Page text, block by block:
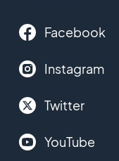
Facebook
Instagram
Twitter
YouTube